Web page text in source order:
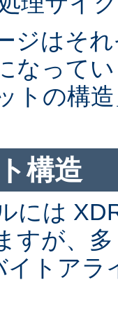
ジはそ
なって
トの構
構造
には
すが、
イトアラ